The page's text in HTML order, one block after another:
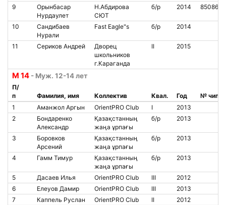
9
Орынбасар
Нурдаулет
Н.Абдирова
СЮТ
б/р 2014 8508619
10
Сандибаев
Нурали
Fast Eagle"s б/р 2014
11 Сериков Андрей
Дворец
школьников
г.Караганда
II 2015
М 14 - Муж. 12-14 лет
П/
п
Фамилия, имя Коллектив Квал. Год
№ чипа
1
Аманжол Аргын OrientPRO Club I
2013
2
Бондаренко
Александр
Қазақстанның
жаңа ұрпағы
б/р 2013
3
Боровков
Арсений
Қазақстанның
жаңа ұрпағы
б/р 2013
4 Гамм Тимур
Қазақстанның
жаңа ұрпағы
б/р 2013
5 Дасаев Илья OrientPRO Club III
2012
6
Елеуов Дамир OrientPRO Club III
2013
7
Каппель Руслан OrientPRO Club II
2012